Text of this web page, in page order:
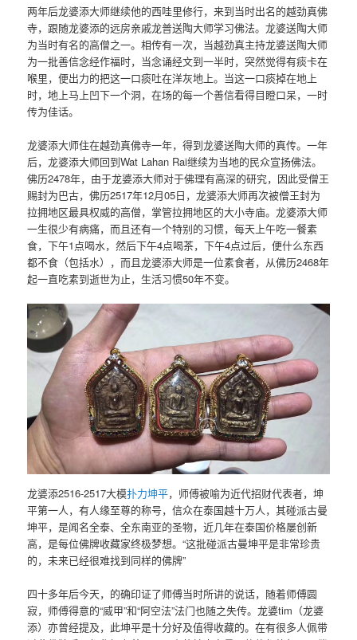
两年后龙婆添大师继续他的西哇里修行，来到当时出名的越劲真佛
寺，跟随龙婆添的远房亲戚龙普送陶大师学习佛法。龙婆送陶大师
为当时有名的高僧之一。相传有一次，当越劲真主持龙婆送陶大师
为一批善信念经作福时，当念诵经文到一半时，突然觉得有痰卡在
喉里，便出力的把这一口痰吐在洋灰地上。当这一口痰掉在地上
时，地上马上凹下一个洞，在场的每一个善信看得目瞪口呆，一时
传为佳话。
龙婆添大师住在越劲真佛寺一年，得到龙婆送陶大师的真传。一年
后，龙婆添大师回到Wat Lahan Rai继续为当地的民众宣扬佛法。
佛历2478年，由于龙婆添大师对于佛理有高深的研究，因此受僧王
赐封为巴古，佛历2517年12月05日，龙婆添大师再次被僧王封为
拉拥地区最具权威的高僧，掌管拉拥地区的大小寺庙。龙婆添大师
一生很少有病痛，而且还有一个特别的习惯，每天上午吃一餐素
食，下午1点喝水，然后下午4点喝茶，下午4点过后，便什么东西
都不食（包括水），而且龙婆添大师是一位素食者，从佛历2468年
起一直吃素到逝世为止，生活习惯50年不变。
龙婆添2516-2517大模扑力坤平，师傅被喻为近代招财代表者，坤
平第一人，有人缘至尊的称号，信众在泰国越十万人，其碰派古曼
坤平，是闻名全泰、全东南亚的圣物，近几年在泰国价格屡创新
高，是每位佛牌收藏家终极梦想。“这批碰派古曼坤平是非常珍贵
的，未来已经很难找到同样的佛牌”
四十多年后今天，的确印证了师傅当时所讲的说话，随着师傅圆
寂，师傅得意的“威甲”和“阿空法”法门也随之失传。龙婆tim（龙婆
添）亦曾经提及，此坤平是十分好及值得收藏的。在有很多人佩带